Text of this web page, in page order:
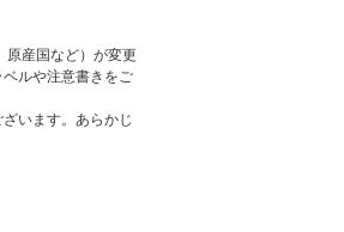
原産国など）が変更
ルや注意書きをご
います。あらかじ